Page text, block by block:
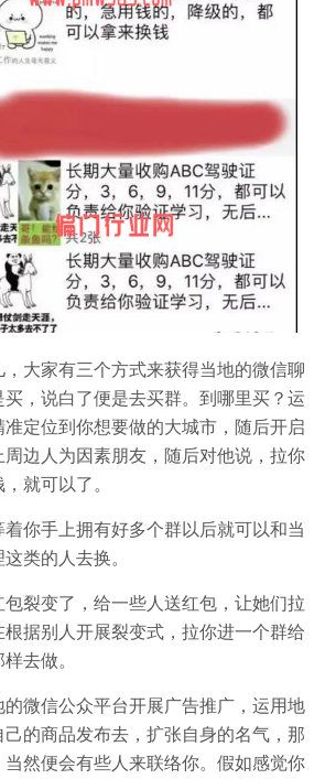
大家有三个方式来获得当地的微信聊
，说白了便是去买群。到哪里买？运
定位到你想要做的大城市，随后开启
边人为因素朋友，随后对他说，拉你
就可以了。
你手上拥有好多个群以后就可以和当
类的人去换。
裂变了，给一些人送红包，让她们拉
据别人开展裂变式，拉你进一个群给
去做。
微信公众平台开展广告推广，运用地
的商品发布去，扩张自身的名气，那
然便会有些人来联络你。假如感觉你